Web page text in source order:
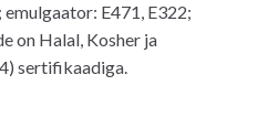
E471, E322;
on Halal, Kosher ja
sertifikaadiga.